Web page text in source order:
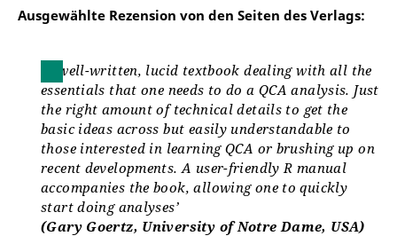
Ausgewählte Rezension von den Seiten des Verlags:
‘A well-written, lucid textbook dealing with all the
essentials that one needs to do a QCA analysis. Just
the right amount of technical details to get the
basic ideas across but easily understandable to
those interested in learning QCA or brushing up on
recent developments. A user-friendly R manual
accompanies the book, allowing one to quickly
start doing analyses’
(Gary Goertz, University of Notre Dame, USA)